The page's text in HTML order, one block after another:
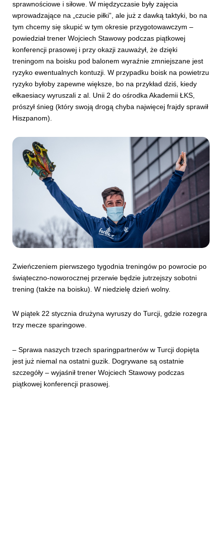
sprawnościowe i siłowe. W międzyczasie były zajęcia
wprowadzające na „czucie piłki”, ale już z dawką taktyki, bo na
tym chcemy się skupić w tym okresie przygotowawczym –
powiedział trener Wojciech Stawowy podczas piątkowej
konferencji prasowej i przy okazji zauważył, że dzięki
treningom na boisku pod balonem wyraźnie zmniejszane jest
ryzyko ewentualnych kontuzji. W przypadku boisk na powietrzu
ryzyko byłoby zapewne większe, bo na przykład dziś, kiedy
ełkaesiacy wyruszali z al. Unii 2 do ośrodka Akademii ŁKS,
prószył śnieg (który swoją drogą chyba najwięcej frajdy sprawił
Hiszpanom).
Zwieńczeniem pierwszego tygodnia treningów po powrocie po
świąteczno-noworocznej przerwie będzie jutrzejszy sobotni
trening (także na boisku). W niedzielę dzień wolny.
W piątek 22 stycznia drużyna wyruszy do Turcji, gdzie rozegra
trzy mecze sparingowe.
– Sprawa naszych trzech sparingpartnerów w Turcji dopięta
jest już niemal na ostatni guzik. Dogrywane są ostatnie
szczegóły – wyjaśnił trener Wojciech Stawowy podczas
piątkowej konferencji prasowej.